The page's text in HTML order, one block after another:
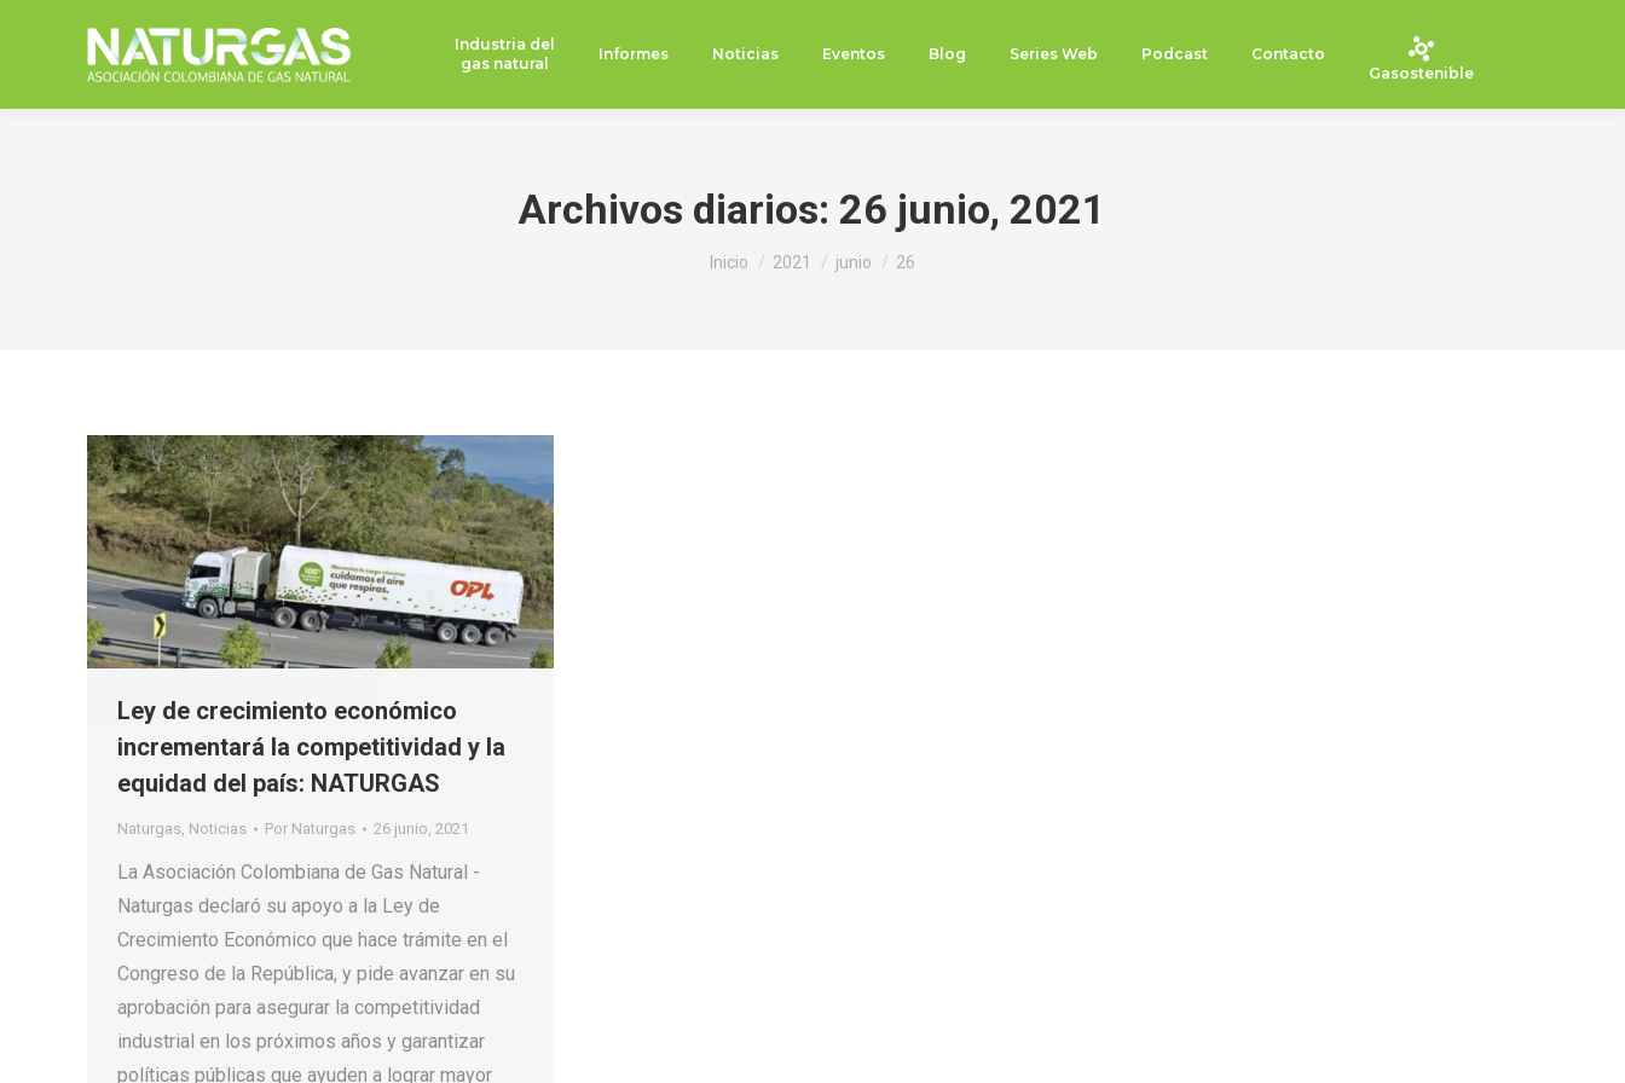
Industria del
gas natural
Informes Noticias Eventos Blog Series Web Podcast
Contacto
Gasostenible
Archivos diarios: 26 junio, 2021
Estás aquí:
Inicio 2021 junio 26
Ley de crecimiento económico
incrementará la competitividad y la
equidad del país: NATURGAS
Naturgas, Noticias Por Naturgas 26 junio, 2021
La Asociación Colombiana de Gas Natural -
Naturgas declaró su apoyo a la Ley de
Crecimiento Económico que hace trámite en el
Congreso de la República, y pide avanzar en su
aprobación para asegurar la competitividad
industrial en los próximos años y garantizar
políticas públicas que ayuden a lograr mayor